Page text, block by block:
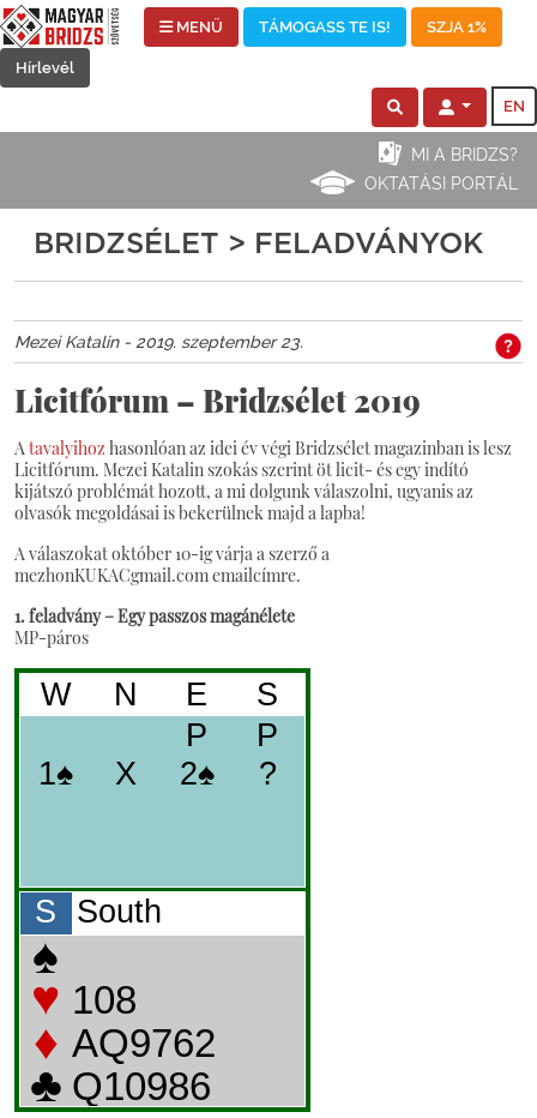
MENÜ TÁMOGASS TE IS! SZJA 1%
Hírlevél
EN
MI A BRIDZS?
OKTATÁSI PORTÁL
BRIDZSÉLET > FELADVÁNYOK
Mezei Katalin - 2019. szeptember 23.
Licitfórum – Bridzsélet 2019
Atavalyihoz hasonlóan az idei év végi Bridzsélet magazinban is lesz
Licitfórum. Mezei Katalin szokás szerint öt licit- és egy indító
kijátszó problémát hozott, a mi dolgunk válaszolni, ugyanis az
olvasók megoldásai is bekerülnek majd a lapba!
A válaszokat október 10-ig várja a szerző a
mezhonKUKACgmail.com emailcímre.
1. feladvány – Egy passzos magánélete
MP-páros